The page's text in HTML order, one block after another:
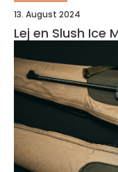
13. August 2024
Lej en Slush Ice